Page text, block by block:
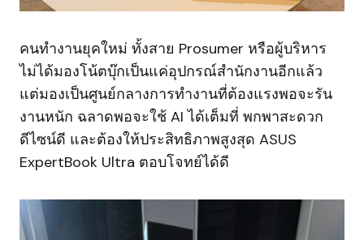
คนทำงานยุคใหม่ ทั้งสาย Prosumer หรือผู้บริหาร
ไม่ได้มองโน้ตบุ๊กเป็นแค่อุปกรณ์สำนักงานอีกแล้ว
แต่มองเป็นศูนย์กลางการทำงานที่ต้องแรงพอจะรัน
งานหนัก ฉลาดพอจะใช้ AI ได้เต็มที่ พกพาสะดวก
ดีไซน์ดี และต้องให้ประสิทธิภาพสูงสุด ASUS
ExpertBook Ultra ตอบโจทย์ได้ดี